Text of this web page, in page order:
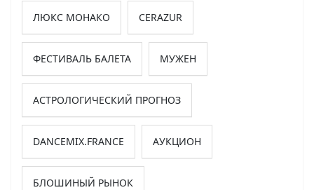
ЛЮКС МОНАКО CERAZUR
ФЕСТИВАЛЬ БАЛЕТА МУЖЕН
АСТРОЛОГИЧЕСКИЙ ПРОГНОЗ
DANCEMIX.FRANCE АУКЦИОН
БЛОШИНЫЙ РЫНОК